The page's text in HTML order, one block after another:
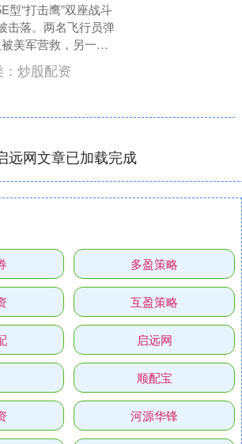
型“打击鹰”双座战斗
击落。两名飞行员弹
美军营救，另一人
普当天短暂接受英
炒股配资
远网文章已加载完成
多盈策略
互盈策略
启远网
顺配宝
河源华锋